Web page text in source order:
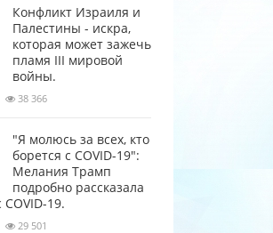
Конфликт Израиля и
Палестины - искра,
которая может зажечь
пламя III мировой
войны.
38 366
"Я молюсь за всех, кто
борется с COVID-19":
Мелания Трамп
подробно рассказала
19.
29 501